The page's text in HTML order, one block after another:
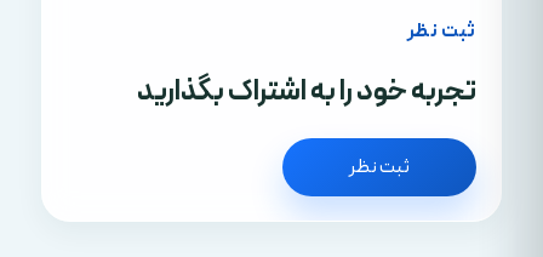
ثبت نظر
تجربه خود را به اشتراک بگذارید
ثبت نظر